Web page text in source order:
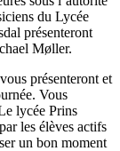
du Lycée
présenteront
Møller.
présenteront et
Vous
lycée Prins
les élèves actifs
un bon moment